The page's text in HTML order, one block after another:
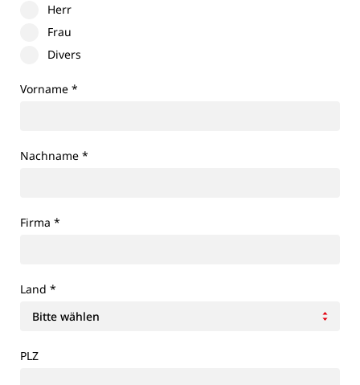
Herr
Frau
Divers
Vorname *
Nachname *
Firma *
Land *
PLZ